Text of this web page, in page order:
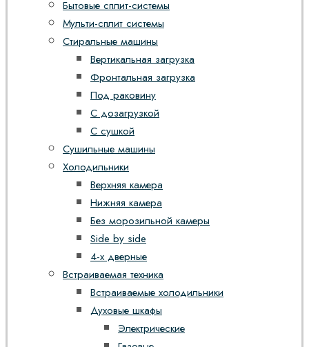
Бытовые сплит-системы
Мульти-сплит системы
Стиральные машины
Вертикальная загрузка
Фронтальная загрузка
Под раковину
С дозагрузкой
С сушкой
Сушильные машины
Холодильники
Верхняя камера
Нижняя камера
Без морозильной камеры
Side by side
4-х дверные
Встраиваемая техника
Встраиваемые холодильники
Духовые шкафы
Электрические